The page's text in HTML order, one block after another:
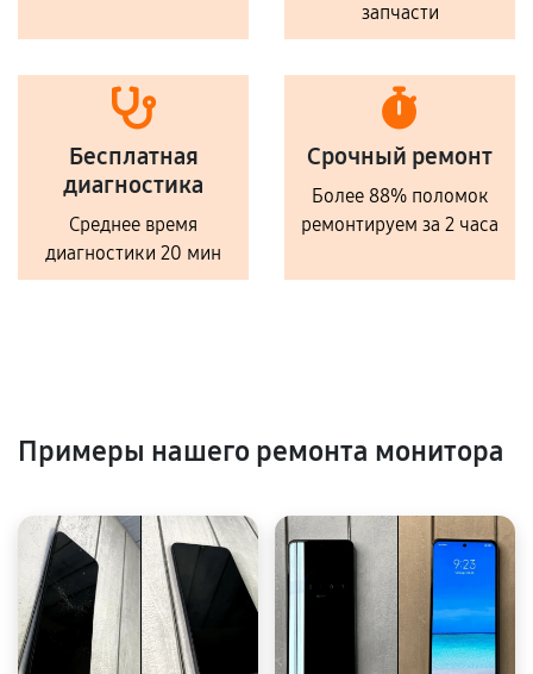
запчасти
Бесплатная
диагностика
Среднее время
диагностики 20 мин
Срочный ремонт
Более 88% поломок
ремонтируем за 2 часа
Примеры нашего ремонта монитора